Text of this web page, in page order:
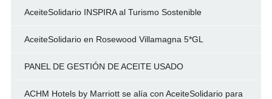
AceiteSolidario INSPIRA al Turismo Sostenible
AceiteSolidario en Rosewood Villamagna 5*GL
PANEL DE GESTIÓN DE ACEITE USADO
ACHM Hotels by Marriott se alía con AceiteSolidario para